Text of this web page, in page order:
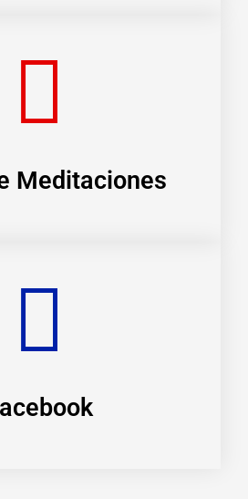
Meditaciones